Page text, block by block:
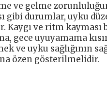
ve gelme
gibi durumlar, uyku
ve ritm kayması
gece uyuyamama
ve uyku sağlığının
özen gösterilmelidir.